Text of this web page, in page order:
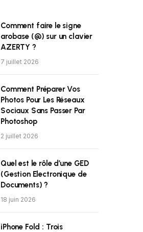
Comment faire le signe
arobase (@) sur un clavier
AZERTY ?
7 juillet 2026
Comment Préparer Vos
Photos Pour Les Réseaux
Sociaux Sans Passer Par
Photoshop
2 juillet 2026
Quel est le rôle d’une GED
(Gestion Electronique de
Documents) ?
18 juin 2026
iPhone Fold : Trois